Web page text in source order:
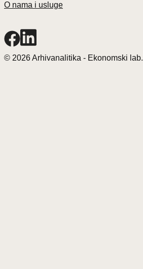
O nama i usluge
© 2026 Arhivanalitika - Ekonomski lab.